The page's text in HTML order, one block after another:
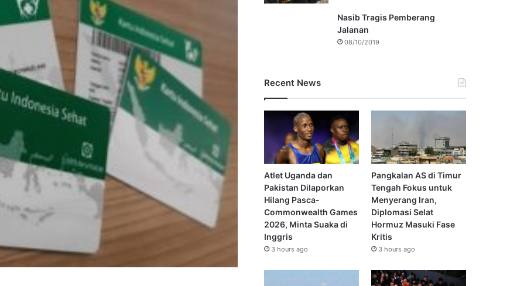
Nasib Tragis Pemberang
Jalanan
08/10/2019
Recent News
Atlet Uganda dan
Pakistan Dilaporkan
Hilang Pasca-
Commonwealth Games
2026, Minta Suaka di
Inggris
3 hours ago
Pangkalan AS di Timur
Tengah Fokus untuk
Menyerang Iran,
Diplomasi Selat
Hormuz Masuki Fase
Kritis
3 hours ago